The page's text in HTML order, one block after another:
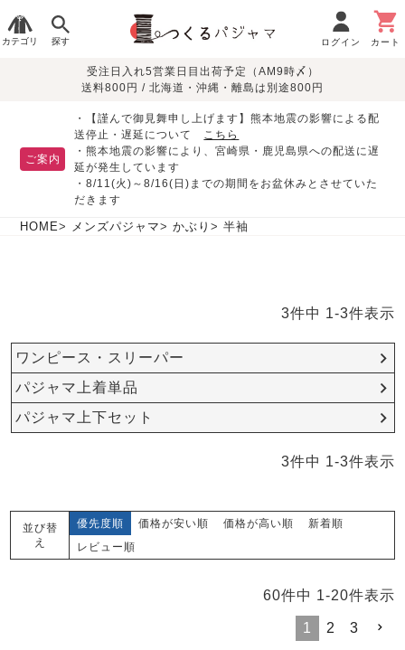
カテゴリ 探す ログイン カート
レディースパジャマ
メンズパジャマ
生地で
さがす
オーガニック素材
サッカー/ちぢみ 楊
柳
ニット/ストレッチ 起毛/フランネル
目的別で
さがす
敏感肌用
パジャマ
入院・介護
胸が目立たない
パジャマ
そろえたい
ルームウェア
カタログギフト
デザインで
さがす
胸がすけない
羽織・バスロ
ーブ
上着単品
ズボン単品
夏パジャマ特集 つくるパジャマとは
について
安心の日本製
受注日入れ5営業日目出荷予定（AM9時〆）
送料800円 / 北海道・沖縄・離島は別途800円
ご案内
・【謹んで御見舞申し上げます】熊本地震の影響による配
送停止・遅延について こちら
・熊本地震の影響により、宮崎県・鹿児島県への配送に遅
延が発生しています
・8/11(火)～8/16(日)までの期間をお盆休みとさせていた
だきます
HOME メンズパジャマ かぶり 半袖
3件中 1-3件表示
ワンピース・スリーパー
パジャマ上着単品
パジャマ上下セット
3件中 1-3件表示
並び替
え
優先度順 価格が安い順 価格が高い順
新着順
レビュー順
60件中 1-20件表示
1 2 3